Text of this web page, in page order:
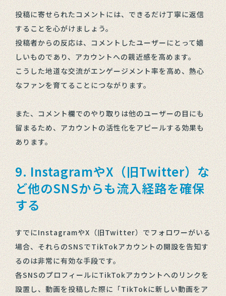
投稿に寄せられたコメントには、できるだけ丁寧に返信
することを心がけましょう。
投稿者からの反応は、コメントしたユーザーにとって嬉
しいものであり、アカウントへの親近感を高めます。
こうした地道な交流がエンゲージメント率を高め、熱心
なファンを育てることにつながります。
また、コメント欄でのやり取りは他のユーザーの目にも
留まるため、アカウントの活性化をアピールする効果も
あります。
9. InstagramやX（旧Twitter）な
ど他のSNSからも流入経路を確保
する
すでにInstagramやX（旧Twitter）でフォロワーがいる
場合、それらのSNSでTikTokアカウントの開設を告知す
るのは非常に有効な手段です。
各SNSのプロフィールにTikTokアカウントへのリンクを
設置し、動画を投稿した際に「TikTokに新しい動画をア